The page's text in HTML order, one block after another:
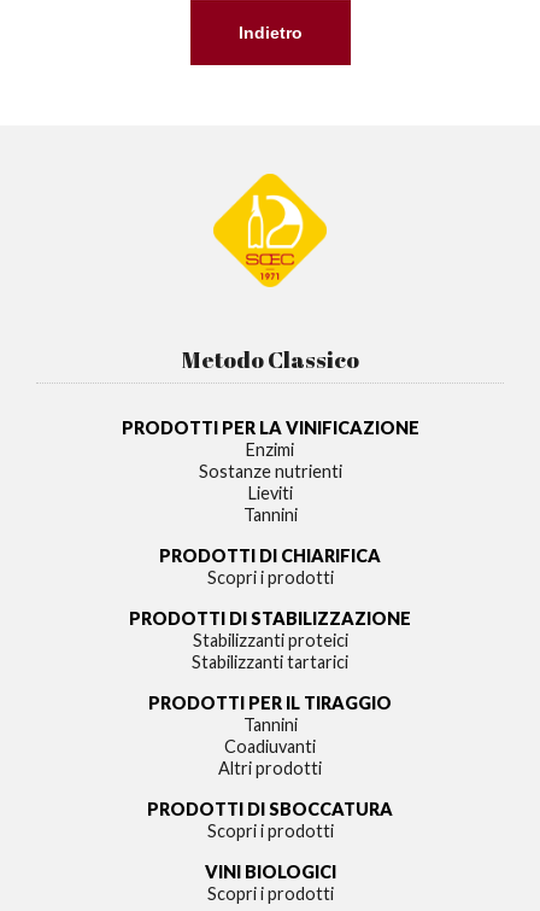
Indietro
Metodo Classico
PRODOTTI PER LA VINIFICAZIONE
Enzimi
Sostanze nutrienti
Lieviti
Tannini
PRODOTTI DI CHIARIFICA
Scopri i prodotti
PRODOTTI DI STABILIZZAZIONE
Stabilizzanti proteici
Stabilizzanti tartarici
PRODOTTI PER IL TIRAGGIO
Tannini
Coadiuvanti
Altri prodotti
PRODOTTI DI SBOCCATURA
Scopri i prodotti
VINI BIOLOGICI
Scopri i prodotti